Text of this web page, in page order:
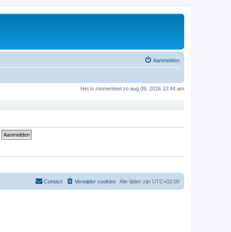
Aanmelden
Het is momenteel zo aug 09, 2026 10:44 am
Alle tijden zijn UTC+02:00
Verwijder cookies
Contact